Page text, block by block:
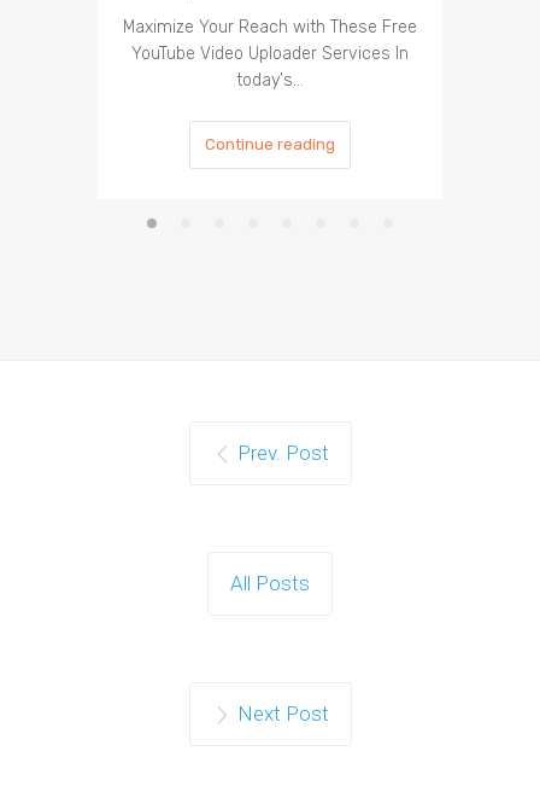
Maximize Your Reach with These Free
YouTube Video Uploader Services In
today's…
Continue reading
Prev. Post
All Posts
Next Post